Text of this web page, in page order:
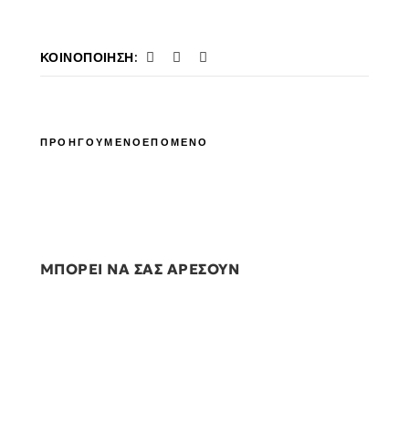
ΚΟΙΝΟΠΟΊΗΣΗ:
ΠΡΟΗΓΟΥΜΕΝΟΕΠΟΜΕΝΟ
ΜΠΟΡΕΙ ΝΑ ΣΑΣ ΑΡΕΣΟΥΝ